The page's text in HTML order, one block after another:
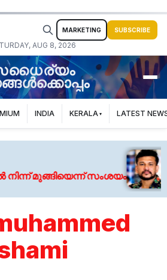
AUG 8, 2026
MARKETING SUBSCRIBE
INDIA KERALA LATEST
മുങ്ങിയെന്ന് സംശയം